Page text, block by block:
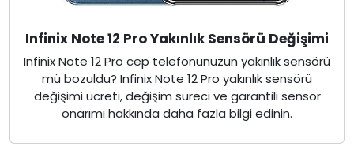
Infinix Note 12 Pro Yakınlık Sensörü Değişimi
Infinix Note 12 Pro cep telefonunuzun yakınlık sensörü
mü bozuldu? Infinix Note 12 Pro yakınlık sensörü
değişimi ücreti, değişim süreci ve garantili sensör
onarımı hakkında daha fazla bilgi edinin.